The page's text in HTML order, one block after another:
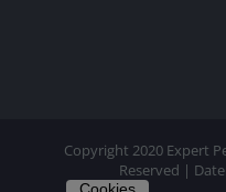
Copyright 2020 Expert
Reserved |